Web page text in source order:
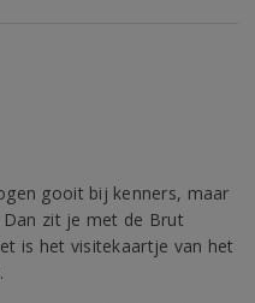
gooit bij kenners, maar
zit je met de Brut
is het visitekaartje van het